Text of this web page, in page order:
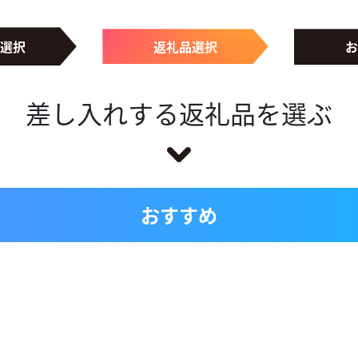
択 返礼品選択
差し入れする返礼品を選ぶ
おすすめ